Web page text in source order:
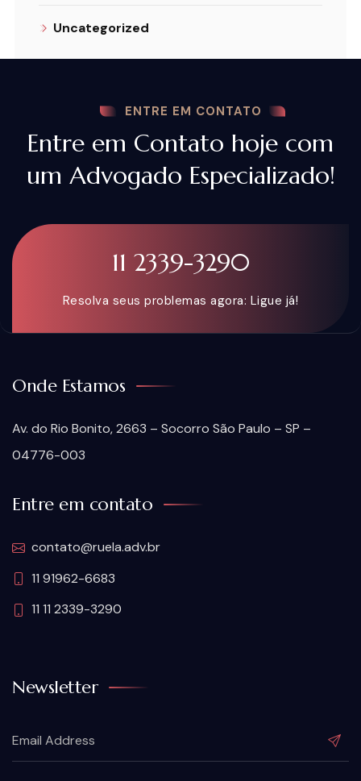
Uncategorized
ENTRE EM CONTATO
Entre em Contato hoje com
um Advogado Especializado!
11 2339-3290
Resolva seus problemas agora: Ligue já!
Onde Estamos
Av. do Rio Bonito, 2663 – Socorro São Paulo – SP –
04776-003
Entre em contato
contato@ruela.adv.br
11 91962-6683
11 11 2339-3290
Newsletter